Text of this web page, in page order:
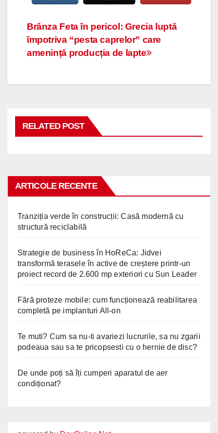
Navigare
în
Brânza Feta în pericol: Grecia luptă
împotriva “pesta caprelor” care
amenință producția de lapte
RELATED POST
ARTICOLE RECENTE
Tranziția verde în construcții: Casă modernă cu
structură reciclabilă
Strategie de business în HoReCa: Jidvei
transformă terasele în active de creștere printr-un
proiect record de 2.600 mp exteriori cu Sun Leader
Fără proteze mobile: cum funcționează reabilitarea
completă pe implanturi All-on
Te muti? Cum sa nu-ti avariezi lucrurile, sa nu zgarii
podeaua sau sa te pricopsesti cu o hernie de disc?
De unde poți să îți cumperi aparatul de aer
condiționat?